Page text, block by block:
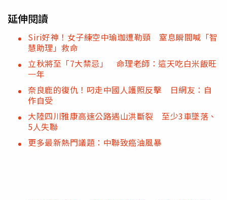
延伸閱讀
Siri好神！女子練空中瑜珈遭勒頸 窒息瞬間喊「智
慧助理」救命
立秋將至「7大禁忌」 命理老師：這天吃白米飯旺
一年
奈良鹿的復仇！叼走中國人護照反擊 日網友：自
作自受
大陸四川雅康高速公路遇山洪斷裂 至少3車墜落、
5人失聯
更多最新熱門議題：中聯致癌油風暴